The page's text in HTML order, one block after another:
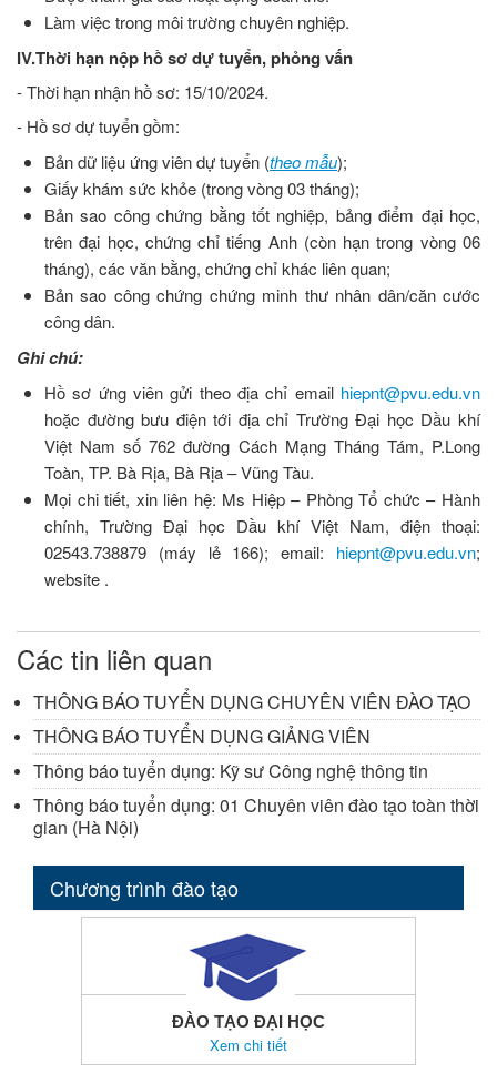
Làm việc trong môi trường chuyên nghiệp.
IV.Thời hạn nộp hồ sơ dự tuyển, phỏng vấn
- Thời hạn nhận hồ sơ: 15/10/2024.
- Hồ sơ dự tuyển gồm:
Bản dữ liệu ứng viên dự tuyển (theo mẫu);
Giấy khám sức khỏe (trong vòng 03 tháng);
Bản sao công chứng bằng tốt nghiệp, bảng điểm đại học,
trên đại học, chứng chỉ tiếng Anh (còn hạn trong vòng 06
tháng), các văn bằng, chứng chỉ khác liên quan;
Bản sao công chứng chứng minh thư nhân dân/căn cước
công dân.
Ghi chú:
Hồ sơ ứng viên gửi theo địa chỉ email hiepnt@pvu.edu.vn
hoặc đường bưu điện tới địa chỉ Trường Đại học Dầu khí
Việt Nam số 762 đường Cách Mạng Tháng Tám, P.Long
Toàn, TP. Bà Rịa, Bà Rịa – Vũng Tàu.
Mọi chi tiết, xin liên hệ: Ms Hiệp – Phòng Tổ chức – Hành
chính, Trường Đại học Dầu khí Việt Nam, điện thoại:
02543.738879 (máy lẻ 166); email: hiepnt@pvu.edu.vn;
website .
Các tin liên quan
THÔNG BÁO TUYỂN DỤNG CHUYÊN VIÊN ĐÀO TẠO
THÔNG BÁO TUYỂN DỤNG GIẢNG VIÊN
Thông báo tuyển dụng: Kỹ sư Công nghệ thông tin
Thông báo tuyển dụng: 01 Chuyên viên đào tạo toàn thời
gian (Hà Nội)
Chương trình đào tạo
ĐÀO TẠO ĐẠI HỌC
Xem chi tiết